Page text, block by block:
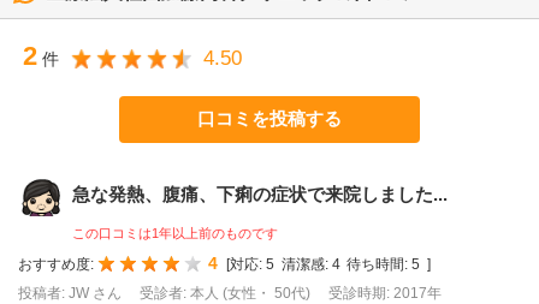
2 件 4.50
口コミを投稿する
急な発熱、腹痛、下痢の症状で来院しました...
この口コミは1年以上前のものです
おすすめ度: 4 [対応: 5 清潔感: 4 待ち時間: 5 ]
投稿者: JW さん
受診者: 本人 (女性・ 50代) 受診時期: 2017年